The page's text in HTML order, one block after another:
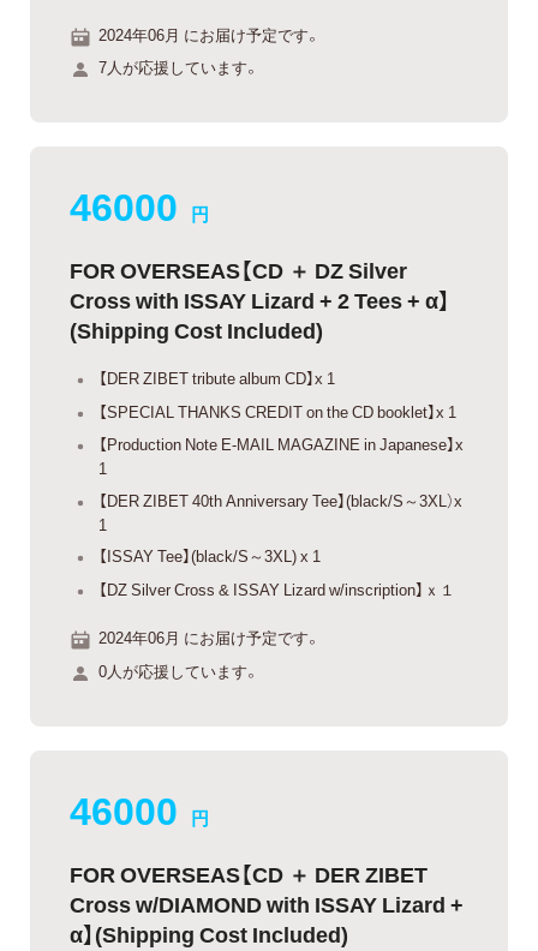
2024年06月 にお届け予定です。
7人が応援しています。
46000 円
FOR OVERSEAS【CD ＋ DZ Silver
Cross with ISSAY Lizard + 2 Tees + α】
(Shipping Cost Included)
【DER ZIBET tribute album CD】x 1
【SPECIAL THANKS CREDIT on the CD booklet】x 1
【Production Note E-MAIL MAGAZINE in Japanese】x
1
【DER ZIBET 40th Anniversary Tee】(black/S～3XL）x
1
【ISSAY Tee】(black/S～3XL) x 1
【DZ Silver Cross & ISSAY Lizard w/inscription】ｘ１
2024年06月 にお届け予定です。
0人が応援しています。
46000 円
FOR OVERSEAS【CD ＋ DER ZIBET
Cross w/DIAMOND with ISSAY Lizard +
α】(Shipping Cost Included)